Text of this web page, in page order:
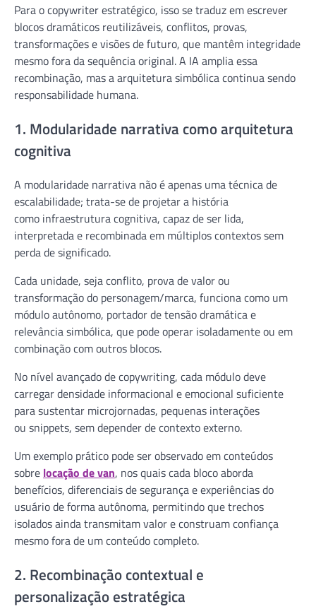
Para o copywriter estratégico, isso se traduz em escrever
blocos dramáticos reutilizáveis, conflitos, provas,
transformações e visões de futuro, que mantêm integridade
mesmo fora da sequência original. A IA amplia essa
recombinação, mas a arquitetura simbólica continua sendo
responsabilidade humana.
1. Modularidade narrativa como arquitetura
cognitiva
A modularidade narrativa não é apenas uma técnica de
escalabilidade; trata-se de projetar a história
como infraestrutura cognitiva, capaz de ser lida,
interpretada e recombinada em múltiplos contextos sem
perda de significado.
Cada unidade, seja conflito, prova de valor ou
transformação do personagem/marca, funciona como um
módulo autônomo, portador de tensão dramática e
relevância simbólica, que pode operar isoladamente ou em
combinação com outros blocos.
No nível avançado de copywriting, cada módulo deve
carregar densidade informacional e emocional suficiente
para sustentar microjornadas, pequenas interações
ou snippets, sem depender de contexto externo.
Um exemplo prático pode ser observado em conteúdos
sobre locação de van, nos quais cada bloco aborda
benefícios, diferenciais de segurança e experiências do
usuário de forma autônoma, permitindo que trechos
isolados ainda transmitam valor e construam confiança
mesmo fora de um conteúdo completo.
2. Recombinação contextual e
personalização estratégica